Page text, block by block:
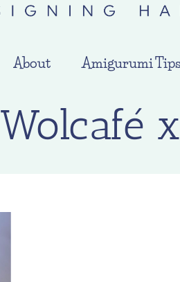
About Amigurumi Tips
Wolcafé